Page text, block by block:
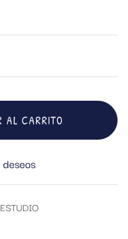
AL CARRITO
ESTUDIO